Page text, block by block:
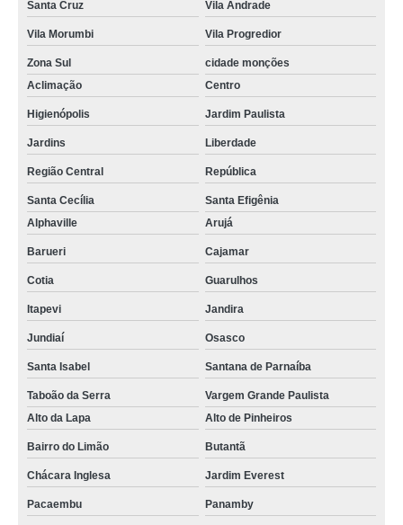
Santa Cruz Vila Andrade
Vila Morumbi Vila Progredior
Zona Sul
cidade monções
Aclimação
Centro
Higienópolis Jardim Paulista
Jardins Liberdade
Região Central República
Santa Cecília
Santa Efigênia
Alphaville
Arujá
Barueri Cajamar
Cotia Guarulhos
Itapevi Jandira
Jundiaí Osasco
Santa Isabel Santana de Parnaíba
Taboão da Serra
Vargem Grande Paulista
Alto da Lapa
Alto de Pinheiros
Bairro do Limão Butantã
Chácara Inglesa Jardim Everest
Pacaembu Panamby